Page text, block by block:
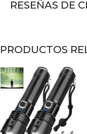
RESEÑAS DE
PRODUCTOS